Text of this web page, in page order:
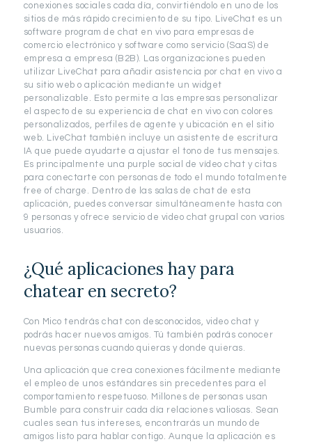
conexiones sociales cada día, convirtiéndolo en uno de los
sitios de más rápido crecimiento de su tipo. LiveChat es un
software program de chat en vivo para empresas de
comercio electrónico y software como servicio (SaaS) de
empresa a empresa (B2B). Las organizaciones pueden
utilizar LiveChat para añadir asistencia por chat en vivo a
su sitio web o aplicación mediante un widget
personalizable. Esto permite a las empresas personalizar
el aspecto de su experiencia de chat en vivo con colores
personalizados, perfiles de agente y ubicación en el sitio
web. LiveChat también incluye un asistente de escritura
IA que puede ayudarte a ajustar el tono de tus mensajes.
Es principalmente una purple social de vídeo chat y citas
para conectarte con personas de todo el mundo totalmente
free of charge. Dentro de las salas de chat de esta
aplicación, puedes conversar simultáneamente hasta con
9 personas y ofrece servicio de video chat grupal con varios
usuarios.
¿Qué aplicaciones hay para
chatear en secreto?
Con Mico tendrás chat con desconocidos, video chat y
podrás hacer nuevos amigos. Tú también podrás conocer
nuevas personas cuando quieras y donde quieras.
Una aplicación que crea conexiones fácilmente mediante
el empleo de unos estándares sin precedentes para el
comportamiento respetuoso. Millones de personas usan
Bumble para construir cada día relaciones valiosas. Sean
cuales sean tus intereses, encontrarás un mundo de
amigos listo para hablar contigo. Aunque la aplicación es